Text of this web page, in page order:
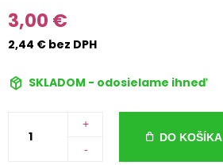
3,00 €
2,44 € bez DPH
SKLADOM - odosielame ihneď
+
-
DO KOŠÍKA